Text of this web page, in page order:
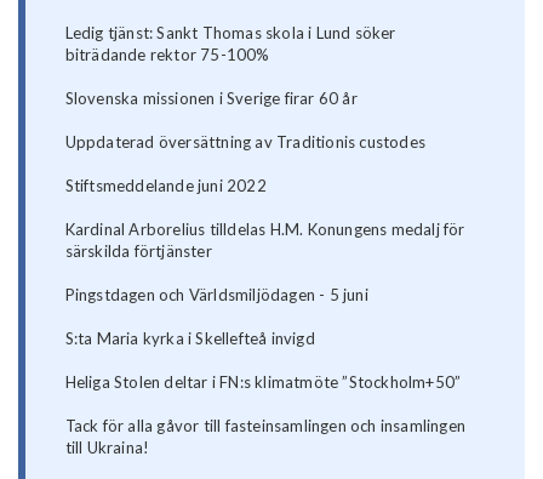
Ledig tjänst: Sankt Thomas skola i Lund söker
biträdande rektor 75-100%
Slovenska missionen i Sverige firar 60 år
Uppdaterad översättning av Traditionis custodes
Stiftsmeddelande juni 2022
Kardinal Arborelius tilldelas H.M. Konungens medalj för
särskilda förtjänster
Pingstdagen och Världsmiljödagen - 5 juni
S:ta Maria kyrka i Skellefteå invigd
Heliga Stolen deltar i FN:s klimatmöte ”Stockholm+50”
Tack för alla gåvor till fasteinsamlingen och insamlingen
till Ukraina!